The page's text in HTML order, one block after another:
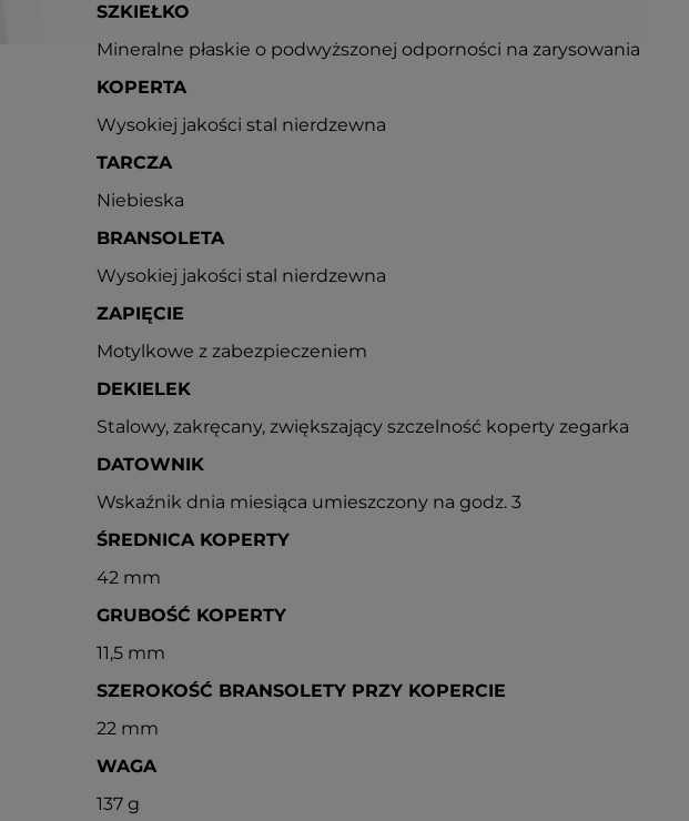
SZKIEŁKO
Mineralne płaskie o podwyższonej odporności na zarysowania
KOPERTA
Wysokiej jakości stal nierdzewna
TARCZA
Niebieska
BRANSOLETA
Wysokiej jakości stal nierdzewna
ZAPIĘCIE
Motylkowe z zabezpieczeniem
DEKIELEK
Stalowy, zakręcany, zwiększający szczelność koperty zegarka
DATOWNIK
Wskaźnik dnia miesiąca umieszczony na godz. 3
ŚREDNICA KOPERTY
42 mm
GRUBOŚĆ KOPERTY
11,5 mm
SZEROKOŚĆ BRANSOLETY PRZY KOPERCIE
22 mm
WAGA
137 g